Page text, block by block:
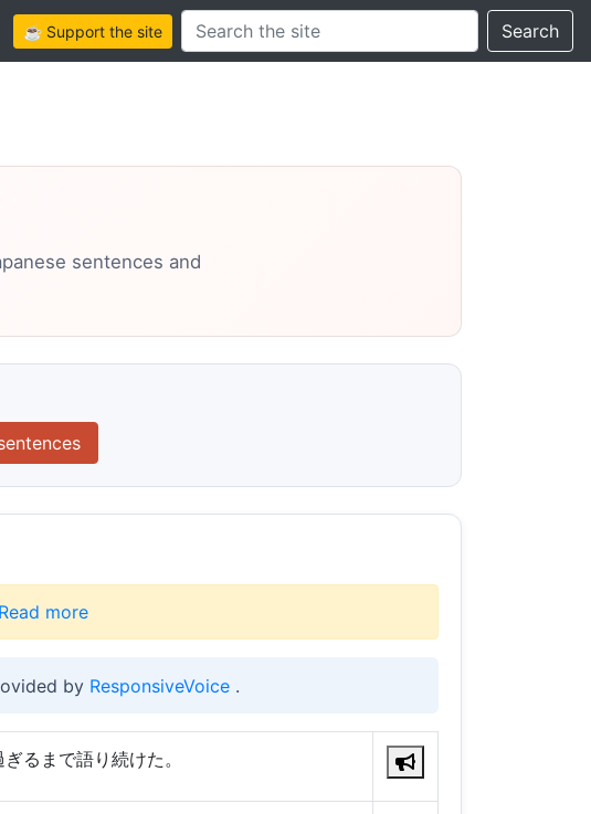
☕ Support the siteSearch this site Search
sentences and
Read more
by ResponsiveVoice .
るまで語り続けた。